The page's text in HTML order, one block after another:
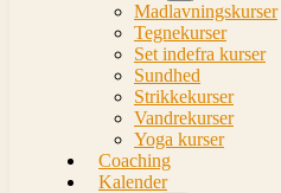
Madlavningskurser
Tegnekurser
Set indefra kurser
Sundhed
Strikkekurser
Vandrekurser
Yoga kurser
Coaching
Kalender